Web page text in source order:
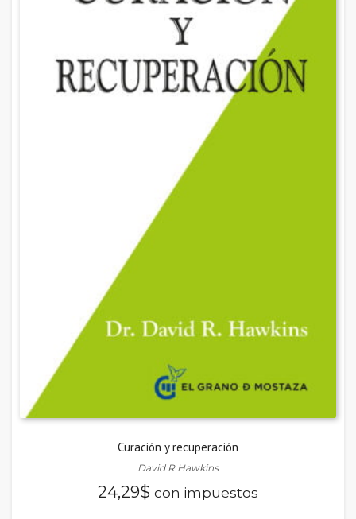
Curación y recuperación
David R Hawkins
24,29$ con impuestos